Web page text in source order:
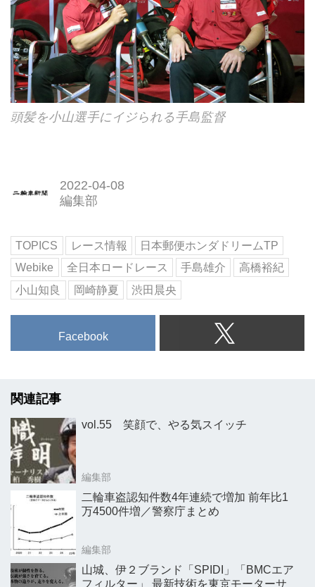
頭髪を小山選手にイジられる手島監督
2022-04-08
編集部
TOPICS レース情報
日本郵便ホンダドリームTP
Webike
全日本ロードレース 手島雄介
高橋裕紀
小山知良
岡崎静夏 渋田晨央
Facebook
関連記事
vol.55 笑顔で、やる気スイッチ
編集部
二輪車盗認知件数4年連続で増加 前年比1
万4500件増／警察庁まとめ
編集部
山城、伊２ブランド「SPIDI」「BMCエア
フィルター」 最新技術を東京モーターサ